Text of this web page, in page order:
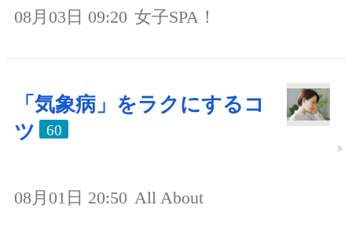
08月03日 09:20 女子SPA！
「気象病」をラクにするコ
ツ
60
08月01日 20:50 All About